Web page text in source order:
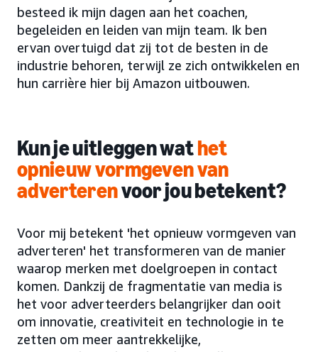
besteed ik mijn dagen aan het coachen,
begeleiden en leiden van mijn team. Ik ben
ervan overtuigd dat zij tot de besten in de
industrie behoren, terwijl ze zich ontwikkelen en
hun carrière hier bij Amazon uitbouwen.
Kun je uitleggen wathet
opnieuw vormgeven van
adverterenvoor jou betekent?
Voor mij betekent 'het opnieuw vormgeven van
adverteren' het transformeren van de manier
waarop merken met doelgroepen in contact
komen. Dankzij de fragmentatie van media is
het voor adverteerders belangrijker dan ooit
om innovatie, creativiteit en technologie in te
zetten om meer aantrekkelijke,